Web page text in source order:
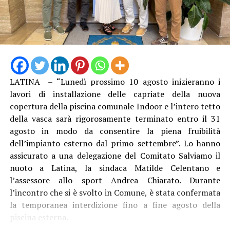
“La struttura messa in funzione questa mattina è lunga
13 metri e alta 3 metri, con travi in acciaio e specifici
trattamenti protettivi per garantire la durabilità anche
in ambienti marini”, è stato spiegato. Con il direttore
generale Natalino Corbo e il presidente del Consorzio di
Bonifica Lino Conti, erano presenti l’assessore regionale
all’Agricoltura Giancarlo Righini, il direttore generale di
Anbi Lazio Andrea Renna, il presidente della
commissione regionale attività produttive, Vittorio
Sambucci e il sindaco di Terracina Francesco Giannetti.
LATINA – “Lunedì prossimo 10 agosto inizieranno i
lavori di installazione delle capriate della nuova
copertura della piscina comunale Indoor e l’intero tetto
della vasca sarà rigorosamente terminato entro il 31
agosto in modo da consentire la piena fruibilità
dell’impianto esterno dal primo settembre”. Lo hanno
assicurato a una delegazione del Comitato Salviamo il
nuoto a Latina, la sindaca Matilde Celentano e
l’assessore allo sport Andrea Chiarato. Durante
l’incontro che si è svolto in Comune, è stata confermata
la temporanea interdizione fino a fine agosto della
piscina esterna.